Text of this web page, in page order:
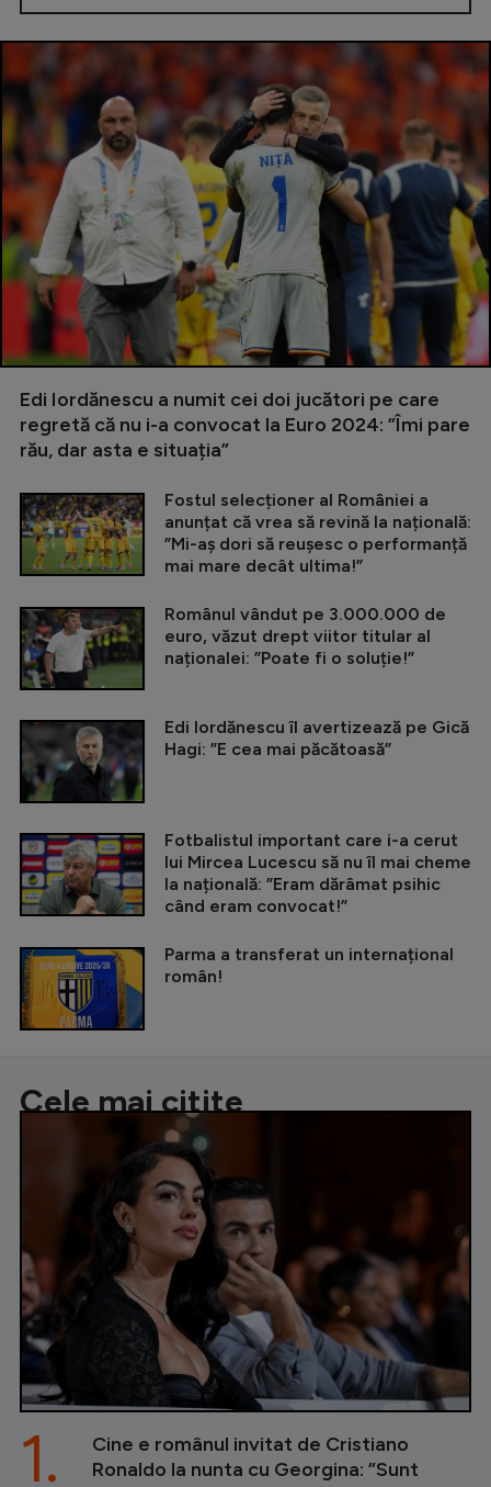
Edi Iordănescu a numit cei doi jucători pe care
regretă că nu i-a convocat la Euro 2024: ”Îmi pare
rău, dar asta e situația”
Fostul selecționer al României a
anunțat că vrea să revină la națională:
”Mi-aș dori să reușesc o performanță
mai mare decât ultima!”
Românul vândut pe 3.000.000 de
euro, văzut drept viitor titular al
naționalei: ”Poate fi o soluție!”
Edi Iordănescu îl avertizează pe Gică
Hagi: ”E cea mai păcătoasă”
Fotbalistul important care i-a cerut
lui Mircea Lucescu să nu îl mai cheme
la națională: ”Eram dărâmat psihic
când eram convocat!”
Parma a transferat un internațional
român!
Cele mai citite
Cine e românul invitat de Cristiano
Ronaldo la nunta cu Georgina: ”Sunt
1.